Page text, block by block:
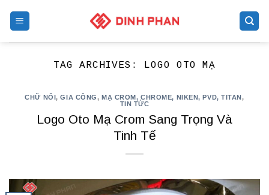
TAG ARCHIVES: LOGO OTO MẠ
CHỮ NỔI,GIA CÔNG,MẠ CROM, CHROME, NIKEN, PVD, TITAN,
TIN TỨC
Logo Oto Mạ Crom Sang Trọng Và
Tinh Tế